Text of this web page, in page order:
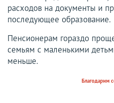
расходов на документы и
последующее образование.
Пенсионерам гораздо
семьям с маленькими
меньше.
Благодарим